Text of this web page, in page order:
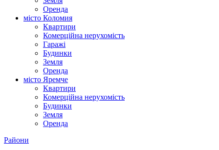
Оренда
місто Коломия
Квартири
Комерційна нерухомість
Гаражі
Будинки
Земля
Оренда
місто Яремче
Квартири
Комерційна нерухомість
Будинки
Земля
Оренда
Райони